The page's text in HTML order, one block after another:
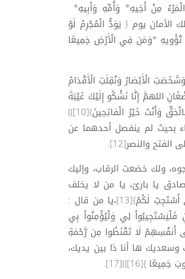
{يَوْمَ يَفِرُّ الْمَرْءُ مِنْ أَخِيهِ* وَأُمِّهِ وَأَبِيهِ*
امْرِئٍ مِّنْهُمْ يَوْمَئِذٍ شَأْنٌ يُغْنِيهِ}[7]، وأسألك الأمان يوم { يَوَدُّ الْمُجْرِمُ لَوْ
تُؤْويهِ *وَمَن فِي الْأَرْضِ جَمِيعًا
الْأَبْصَارُ وَنُقِلَتِ الْأَقْدَامُ
اللهمَّ إِنَّا نَشْكُو إِلَيْكَ غَيْبَةَ
نَبِيِّنَا وَكَثْرَةَ عَدُوِّنَا وَتَشَتُّتَ أَهْوَائِنَا {رَبَّنَا افْتَحْ بَيْنَنا وَبَيْنَ قَوْمِنا بِالْحَقِّ وَأَنْتَ خَيْرُ الْفاتِحِينَ}[10]))
بحيث لم ينفصل أحدهما عن
والنصر[12].
ولك خضعت الرقاب، وإليك
يا بارئ، يا من لا يخلف
الميعاد، يا من أمر بالدعاء ووعد بالإجابة، يا من قال : {ادْعُونِي أَسْتَجِبْ لَكُمْ}[13]،يا من قال :
لِي وَلْيُؤْمِنُواْ بِي
عَلَى أَنفُسِهِمْ لَا تَقْنَطُوا مِن رَّحْمَةِ
الذُّنُوبَ جَمِيعًا إِنَّهُ هُوَ الْغَفُورُ الرَّحِيمُ}[15] لبيك وسعديك ها أنا ذا بين يديك،
}[16]))[17].